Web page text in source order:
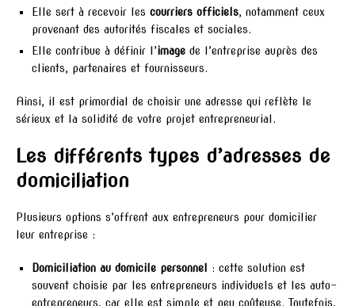
Elle sert à recevoir les courriers officiels, notamment ceux
provenant des autorités fiscales et sociales.
Elle contribue à définir l’image de l’entreprise auprès des
clients, partenaires et fournisseurs.
Ainsi, il est primordial de choisir une adresse qui reflète le
sérieux et la solidité de votre projet entrepreneurial.
Les différents types d’adresses de
domiciliation
Plusieurs options s’offrent aux entrepreneurs pour domicilier
leur entreprise :
Domiciliation au domicile personnel
: cette solution est
souvent choisie par les entrepreneurs individuels et les auto-
entrepreneurs, car elle est simple et peu coûteuse. Toutefois,